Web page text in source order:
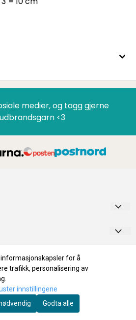
medier, og tagg gjerne
<3
nyheter og tilbud!
for å
trafikk, personalisering av
innstillingene
Godta alle